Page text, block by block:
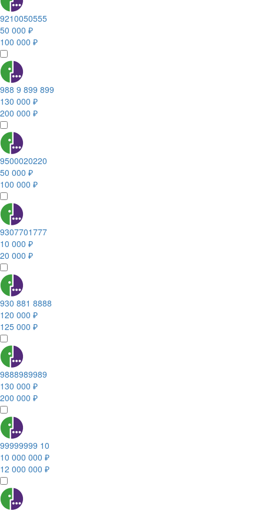
9210050555
50 000 ₽
100 000 ₽
988 9 899 899
130 000 ₽
200 000 ₽
9500020220
50 000 ₽
100 000 ₽
9307701777
10 000 ₽
20 000 ₽
930 881 8888
120 000 ₽
125 000 ₽
9888989989
130 000 ₽
200 000 ₽
99999999 10
10 000 000 ₽
12 000 000 ₽